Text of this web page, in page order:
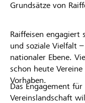
Grundsätze von
Raiffeisen
und soziale Vielfalt
nationaler Ebene.
schon heute
Vorhaben.
Das Engagement
Vereinslandschaft